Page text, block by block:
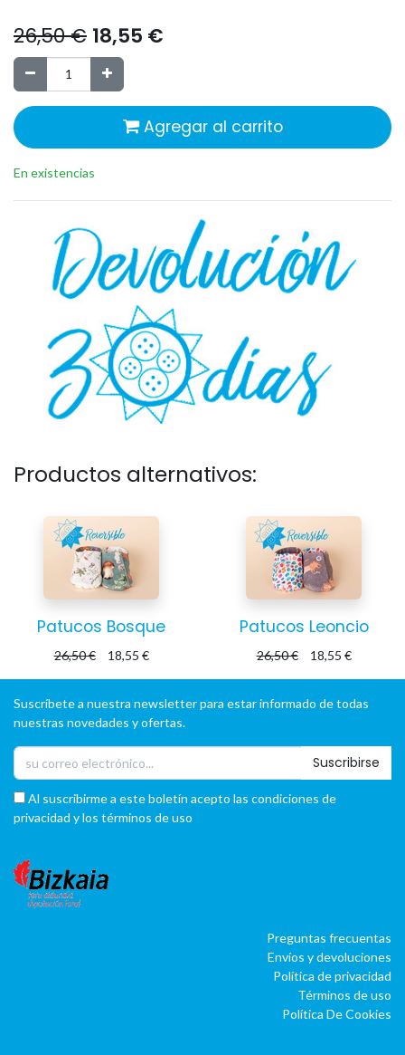
26,50€ 18,55 €
Agregar al carrito
En existencias
Productos alternativos:
Patucos Bosque
26,50€ 18,55 €
Patucos Leoncio
26,50€ 18,55 €
Suscríbete a nuestra newsletter para estar informado de todas
nuestras novedades y ofertas.
Suscribirse
Al suscribirme a este boletín acepto las condiciones de
privacidad y los términos de uso
Preguntas frecuentas
Envíos y devoluciones
Política de privacidad
Términos de uso
Política De Cookies